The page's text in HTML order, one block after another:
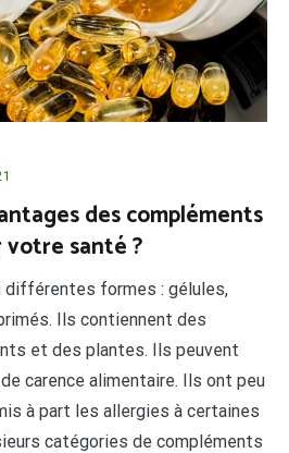
des compléments
santé ?
formes : gélules,
Ils contiennent des
et des plantes. Ils peuvent
carence alimentaire. Ils ont peu
à part les allergies à certaines
catégories de compléments